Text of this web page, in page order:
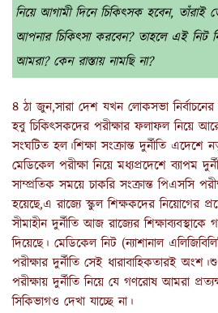
নিয়ে আগামী দিনে চিকিৎসক হবেন, তাঁরাই
আপনার চিকিৎসা করবেন? তাহলে এই নিট
আমরা? কেন রাস্তায় নামছি না?
৪ ঠা জুন,সারা দেশ যখন লোকসভা
হবু চিকিৎসকদের পরীক্ষার ফলাফল নিয়ে
সংঘটিত হল।শিক্ষা সংক্রান্ত দুর্নীতি
মেডিকেল পরীক্ষা নিয়ে মধ্যপ্রদেশে ব্যাপম
সাম্প্রতিক সময়ে চাকরি সংক্রান্ত পিএসসি
হয়েছে,এ রাজ্যে স্কুল শিক্ষকদের নিয়োগের
সীমাহীন দুর্নীতি আজ রাজ্যের
দিয়েছে। মেডিকেল নিট (ন্যাশানাল
পরীক্ষার দুর্নীতি সেই ধারাবাহিকতারই
পরীক্ষায় দুর্নীতি নিয়ে যে গণরোষ আমরা
সিকিভাগও দেখা যাচ্ছে না।